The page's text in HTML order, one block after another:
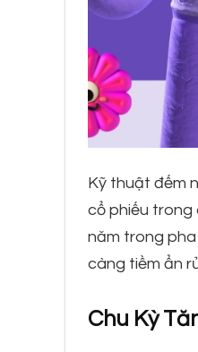
Kỹ thuật đếm
cổ phiếu trong
năm trong pha
càng tiềm ẩn
Chu Kỳ